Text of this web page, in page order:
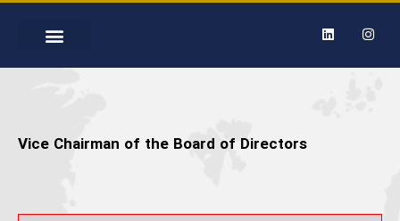
Vice Chairman of the Board of Directors